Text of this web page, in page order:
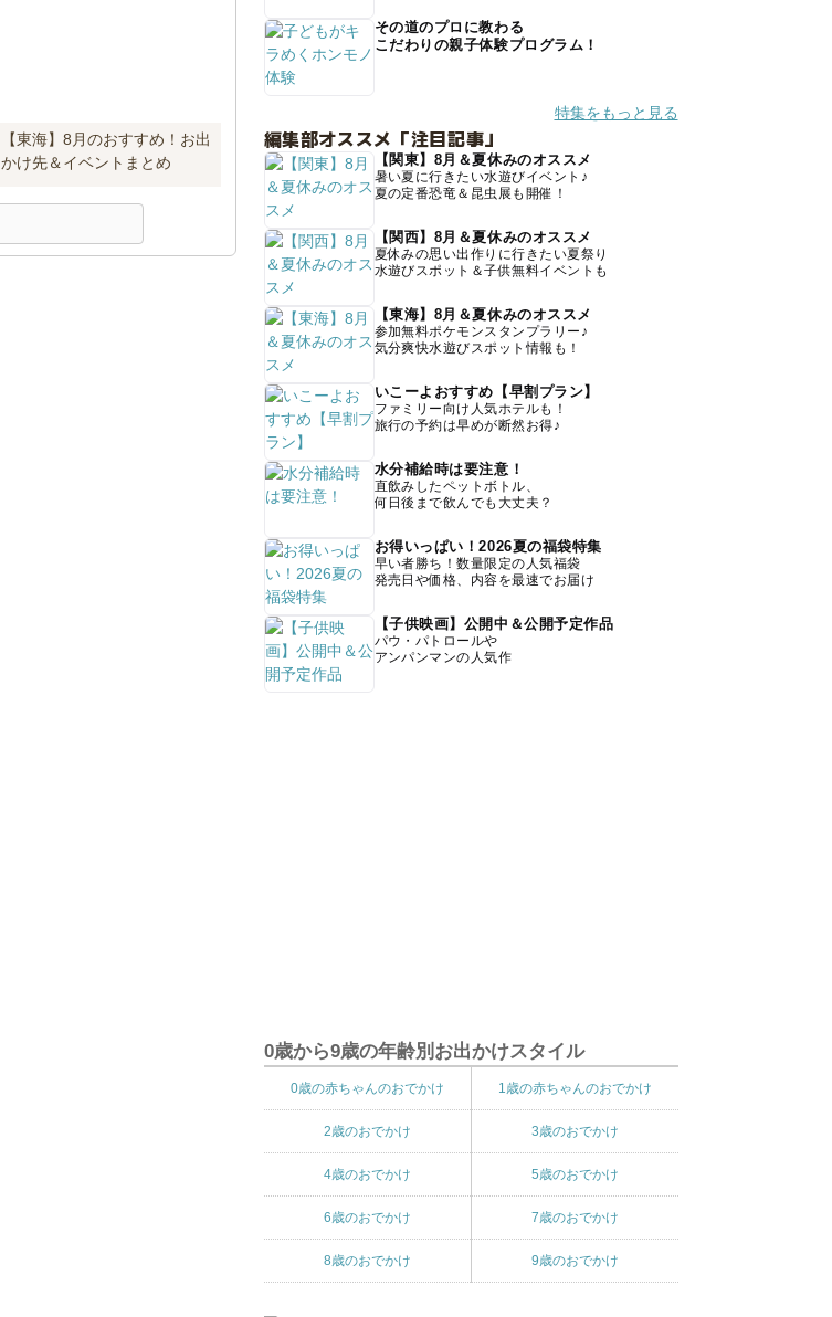
【東海】8月のおすすめ！お出
かけ先＆イベントまとめ
その道のプロに教わる
こだわりの親子体験プログラム！
特集をもっと見る
編集部オススメ「注目記事」
【関東】8月＆夏休みのオススメ
暑い夏に行きたい水遊びイベント♪
夏の定番恐竜＆昆虫展も開催！
【関西】8月＆夏休みのオススメ
夏休みの思い出作りに行きたい夏祭り
水遊びスポット＆子供無料イベントも
【東海】8月＆夏休みのオススメ
参加無料ポケモンスタンプラリー♪
気分爽快水遊びスポット情報も！
いこーよおすすめ【早割プラン】
ファミリー向け人気ホテルも！
旅行の予約は早めが断然お得♪
水分補給時は要注意！
直飲みしたペットボトル、
何日後まで飲んでも大丈夫？
お得いっぱい！2026夏の福袋特集
早い者勝ち！数量限定の人気福袋
発売日や価格、内容を最速でお届け
【子供映画】公開中＆公開予定作品
パウ・パトロールや
アンパンマンの人気作
0歳から9歳の年齢別お出かけスタイル
0歳の赤ちゃんのおでかけ 1歳の赤ちゃんのおでかけ
2歳のおでかけ 3歳のおでかけ
4歳のおでかけ 5歳のおでかけ
6歳のおでかけ 7歳のおでかけ
8歳のおでかけ 9歳のおでかけ